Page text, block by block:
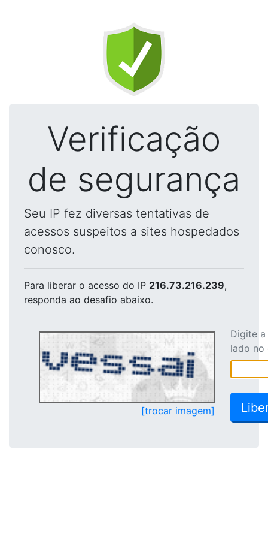
Verificação
de segurança
Seu IP fez diversas tentativas de
acessos suspeitos a sites hospedados
conosco.
Para liberar o acesso do IP 216.73.216.239,
responda ao desafio abaixo.
[trocar imagem]
Digite
lado no